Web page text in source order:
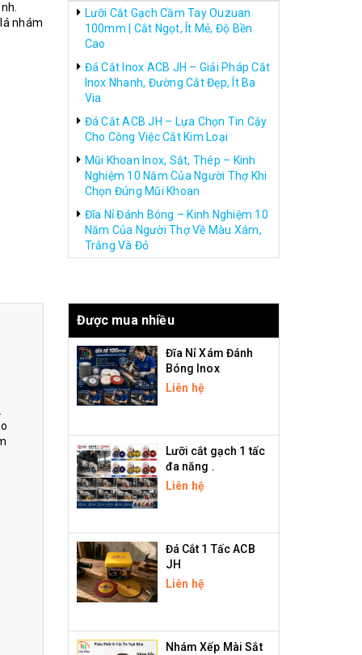
nhám
Lưỡi Cắt Gạch Cầm Tay Ouzuan
100mm | Cắt Ngọt, Ít Mẻ, Độ Bền
Cao
Đá Cắt Inox ACB JH – Giải Pháp Cắt
Inox Nhanh, Đường Cắt Đẹp, Ít Ba
Via
Đá Cắt ACB JH – Lựa Chọn Tin Cậy
Cho Công Việc Cắt Kim Loại
Mũi Khoan Inox, Sắt, Thép – Kinh
Nghiệm 10 Năm Của Người Thợ Khi
Chọn Đúng Mũi Khoan
Đĩa Nỉ Đánh Bóng – Kinh Nghiệm 10
Năm Của Người Thợ Về Màu Xám,
Trắng Và Đỏ
Được mua nhiều
Đĩa Nỉ Xám Đánh
Bóng Inox
Liên hệ
Lưỡi cắt gạch 1 tấc
đa năng .
Liên hệ
Đá Cắt 1 Tấc ACB
JH
Liên hệ
Nhám Xếp Mài Sắt